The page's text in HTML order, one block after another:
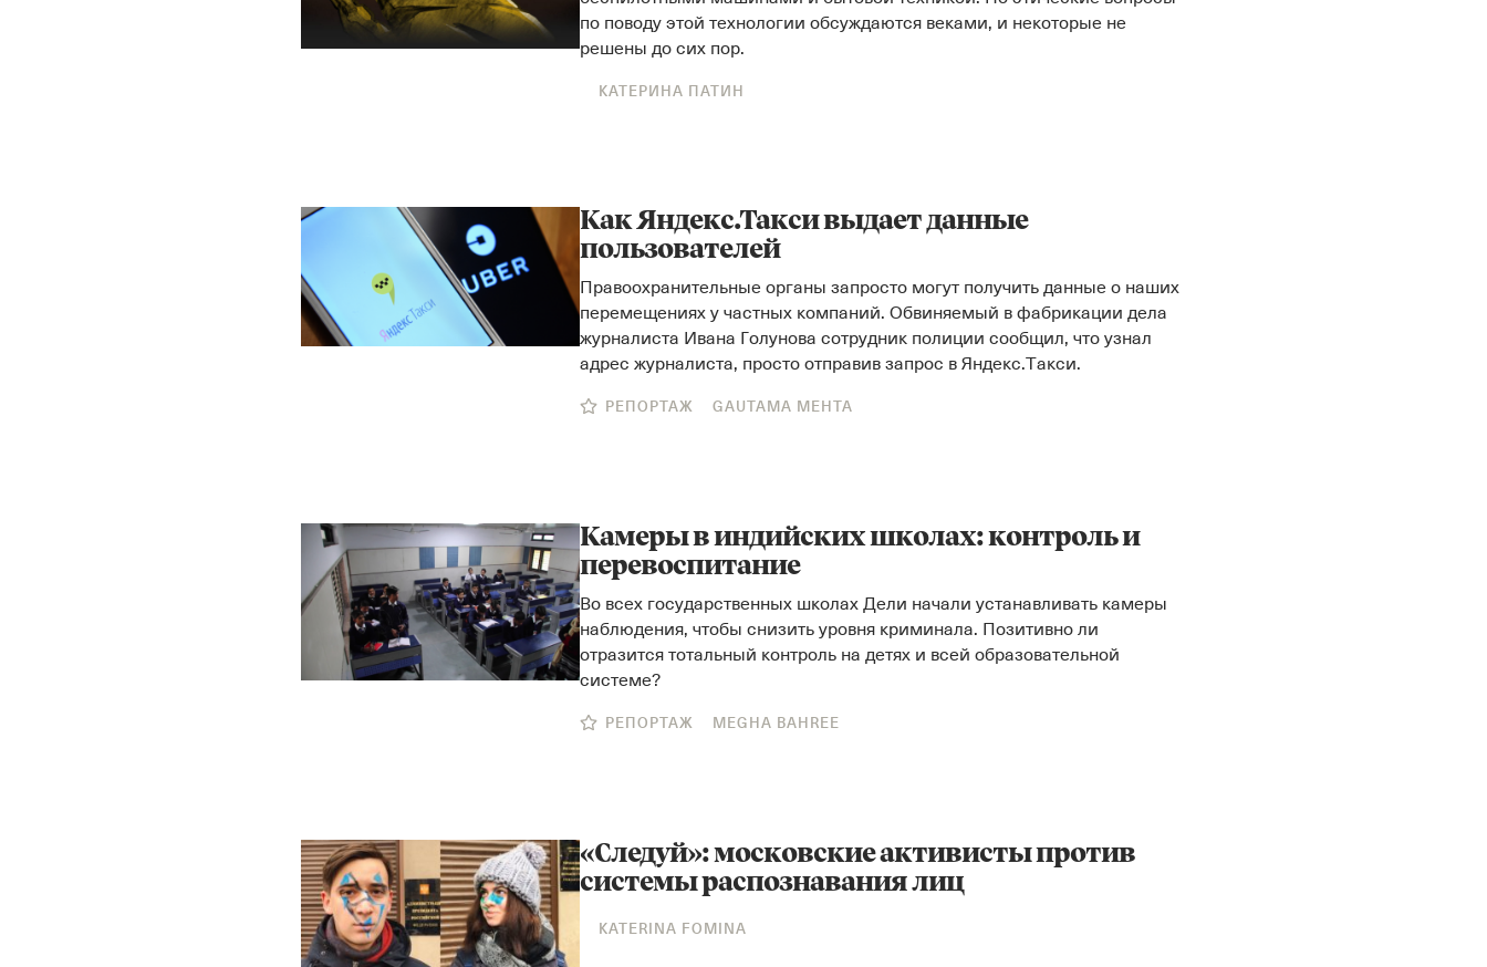
по поводу этой технологии обсуждаются веками, и некоторые не
решены до сих пор.
КАТЕРИНА ПАТИН
Как Яндекс.Такси выдает данные
пользователей
Правоохранительные органы запросто могут получить данные о наших
перемещениях у частных компаний. Обвиняемый в фабрикации дела
журналиста Ивана Голунова сотрудник полиции сообщил, что узнал
адрес журналиста, просто отправив запрос в Яндекс.Такси.
РЕПОРТАЖ GAUTAMA MEHTA
Камеры в индийских школах: контроль и
перевоспитание
Во всех государственных школах Дели начали устанавливать камеры
наблюдения, чтобы снизить уровня криминала. Позитивно ли
отразится тотальный контроль на детях и всей образовательной
системе?
РЕПОРТАЖ MEGHA BAHREE
«Следуй»: московские активисты против
системы распознавания лиц
KATERINA FOMINA